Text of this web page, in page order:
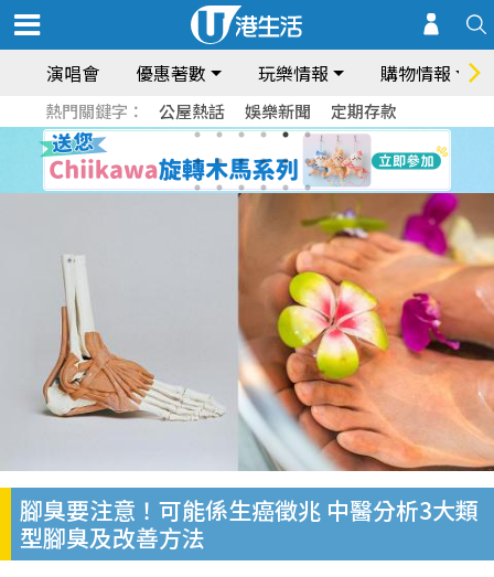
演唱會 優惠著數 玩樂情報 購物情報
熱門關鍵字： 公屋熱話 娛樂新聞 定期存款
腳臭要注意！可能係生癌徵兆 中醫分析3大類
型腳臭及改善方法